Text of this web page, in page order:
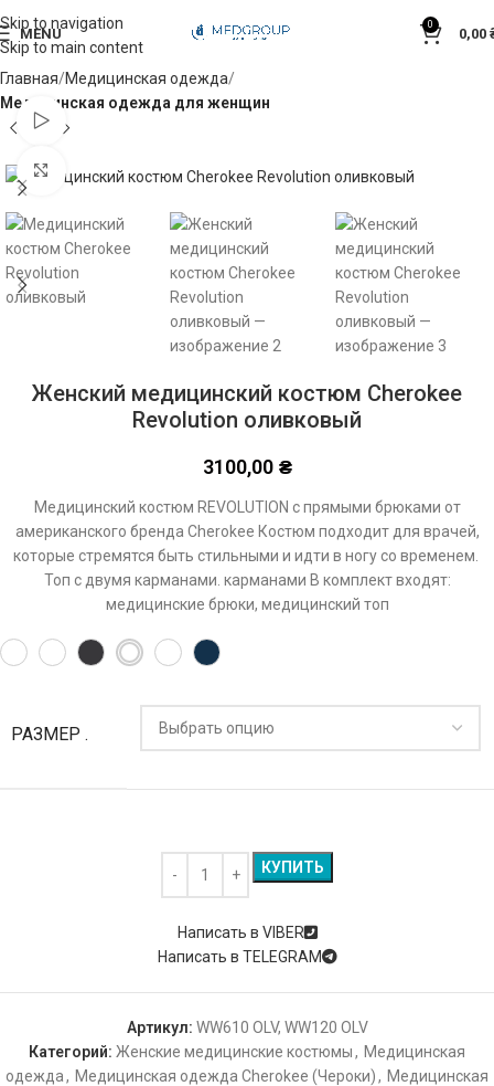
Skip to navigation
Skip to main content
MENU
0
0,00
Главная Медицинская одежда
Медицинская одежда для женщин
Watch video
Click to enlarge
Женский медицинский костюм Cherokee
Revolution оливковый
3100,00 ₴
Медицинский костюм REVOLUTION с прямыми брюками от
американского бренда Cherokee Костюм подходит для врачей,
которые стремятся быть стильными и идти в ногу со временем.
Топ с двумя карманами. карманами В комплект входят:
медицинские брюки, медицинский топ
РАЗМЕР .
КУПИТЬ
Написать в VIBER
Написать в TELEGRAM
Артикул: WW610 OLV, WW120 OLV
Категорий: Женские медицинские костюмы, Медицинская
одежда, Медицинская одежда Cherokee (Чероки), Медицинская